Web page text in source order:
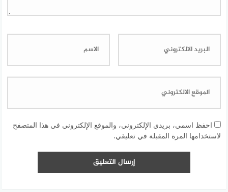
احفظ اسمي، بريدي الإلكتروني، والموقع الإلكتروني في هذا المتصفح
لاستخدامها المرة المقبلة في تعليقي.